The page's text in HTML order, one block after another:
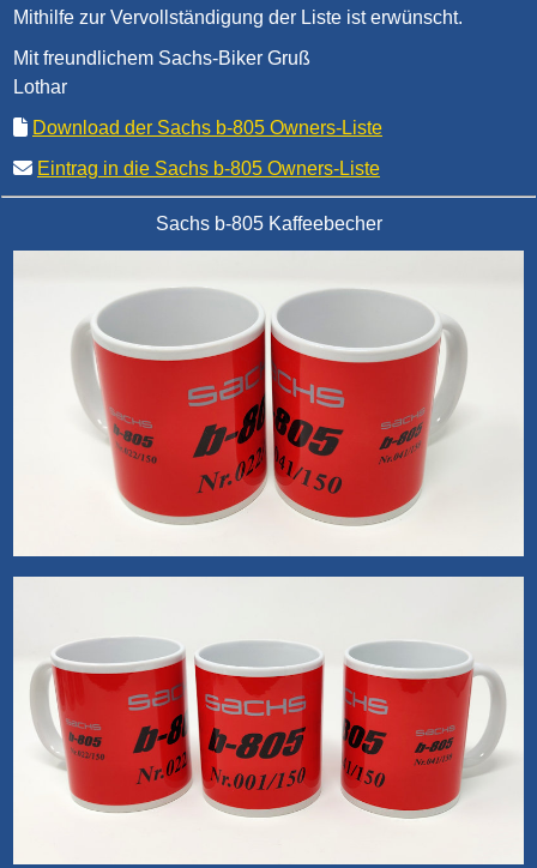
Mithilfe zur Vervollständigung der Liste ist erwünscht.
Mit freundlichem Sachs-Biker Gruß
Lothar
Download der Sachs b-805 Owners-Liste
Eintrag in die Sachs b-805 Owners-Liste
Sachs b-805 Kaffeebecher